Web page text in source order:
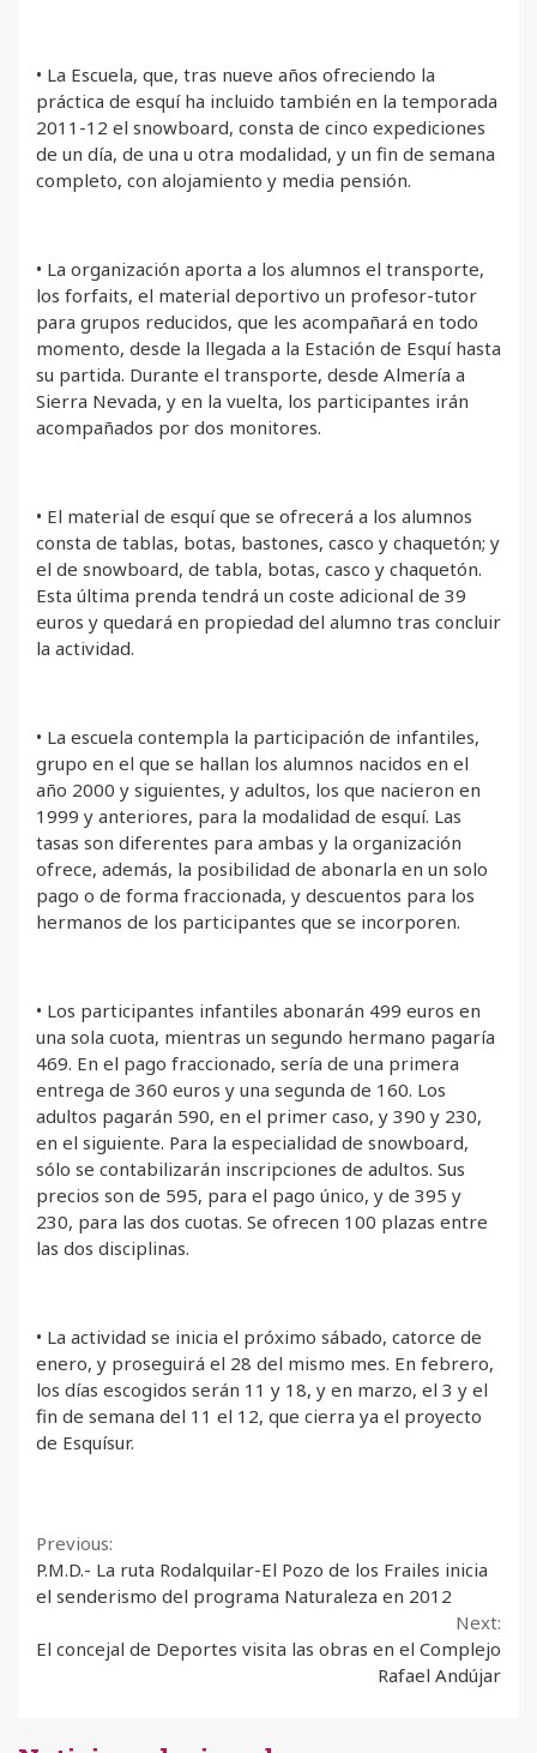
• La Escuela, que, tras nueve años ofreciendo la
práctica de esquí ha incluido también en la temporada
2011-12 el snowboard, consta de cinco expediciones
de un día, de una u otra modalidad, y un fin de semana
completo, con alojamiento y media pensión.
• La organización aporta a los alumnos el transporte,
los forfaits, el material deportivo un profesor-tutor
para grupos reducidos, que les acompañará en todo
momento, desde la llegada a la Estación de Esquí hasta
su partida. Durante el transporte, desde Almería a
Sierra Nevada, y en la vuelta, los participantes irán
acompañados por dos monitores.
• El material de esquí que se ofrecerá a los alumnos
consta de tablas, botas, bastones, casco y chaquetón; y
el de snowboard, de tabla, botas, casco y chaquetón.
Esta última prenda tendrá un coste adicional de 39
euros y quedará en propiedad del alumno tras concluir
la actividad.
• La escuela contempla la participación de infantiles,
grupo en el que se hallan los alumnos nacidos en el
año 2000 y siguientes, y adultos, los que nacieron en
1999 y anteriores, para la modalidad de esquí. Las
tasas son diferentes para ambas y la organización
ofrece, además, la posibilidad de abonarla en un solo
pago o de forma fraccionada, y descuentos para los
hermanos de los participantes que se incorporen.
• Los participantes infantiles abonarán 499 euros en
una sola cuota, mientras un segundo hermano pagaría
469. En el pago fraccionado, sería de una primera
entrega de 360 euros y una segunda de 160. Los
adultos pagarán 590, en el primer caso, y 390 y 230,
en el siguiente. Para la especialidad de snowboard,
sólo se contabilizarán inscripciones de adultos. Sus
precios son de 595, para el pago único, y de 395 y
230, para las dos cuotas. Se ofrecen 100 plazas entre
las dos disciplinas.
• La actividad se inicia el próximo sábado, catorce de
enero, y proseguirá el 28 del mismo mes. En febrero,
los días escogidos serán 11 y 18, y en marzo, el 3 y el
fin de semana del 11 el 12, que cierra ya el proyecto
de Esquísur.
Continue
Reading
Previous:
P.M.D.- La ruta Rodalquilar-El Pozo de los Frailes inicia
el senderismo del programa Naturaleza en 2012
Next:
El concejal de Deportes visita las obras en el Complejo
Rafael Andújar